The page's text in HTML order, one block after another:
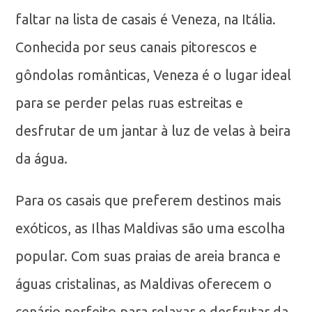
faltar na lista de casais é Veneza, na Itália.
Conhecida por seus canais pitorescos e
gôndolas românticas, Veneza é o lugar ideal
para se perder pelas ruas estreitas e
desfrutar de um jantar à luz de velas à beira
da água.
Para os casais que preferem destinos mais
exóticos, as Ilhas Maldivas são uma escolha
popular. Com suas praias de areia branca e
águas cristalinas, as Maldivas oferecem o